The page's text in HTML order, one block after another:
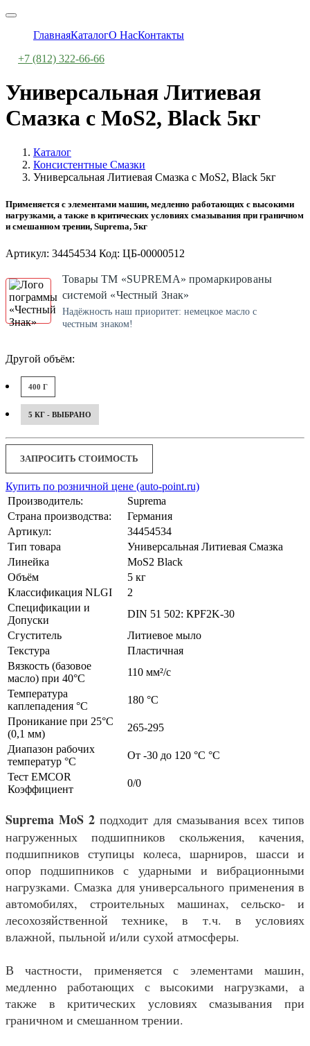
ГлавнаяКаталогО НасКонтакты
+7 (812) 322-66-66
Универсальная Литиевая
Смазка с MoS2, Black 5кг
Каталог
Консистентные Смазки
Универсальная Литиевая Смазка с MoS2, Black 5кг
Применяется с элементами машин, медленно работающих с высокими
нагрузками, а также в критических условиях смазывания при граничном
и смешанном трении, Suprema, 5кг
Артикул: 34454534 Код: ЦБ-00000512
Товары ТМ «SUPREMA» промаркированы
системой «Честный Знак»
Надёжность наш приоритет: немецкое масло с
честным знаком!
Другой объём:
400 Г
5 КГ - ВЫБРАНО
ЗАПРОСИТЬ СТОИМОСТЬ
Купить по розничной цене (auto-point.ru)
Производитель:
Suprema
Страна производства:
Германия
Артикул:
34454534
Тип товара
Универсальная Литиевая Смазка
Линейка
MoS2 Black
Объём
5 кг
Классификация NLGI
2
Спецификации и
Допуски
DIN 51 502: КPF2K-30
Сгуститель
Литиевое мыло
Текстура
Пластичная
Вязкость (базовое
масло) при 40°С
110 мм²/с
Температура
каплепадения °С
180 °C
Проникание при 25°С
(0,1 мм)
265-295
Диапазон рабочих
температур °С
От -30 до 120 °С °C
Тест EMCOR
Коэффициент
0/0
Suprema MoS 2 подходит для смазывания всех типов
нагруженных подшипников скольжения, качения,
подшипников ступицы колеса, шарниров, шасси и
опор подшипников с ударными и вибрационными
нагрузками. Смазка для универсального применения в
автомобилях, строительных машинах, сельско- и
лесохозяйственной технике, в т.ч. в условиях
влажной, пыльной и/или сухой атмосферы.
В частности, применяется с элементами машин,
медленно работающих с высокими нагрузками, а
также в критических условиях смазывания при
граничном и смешанном трении.